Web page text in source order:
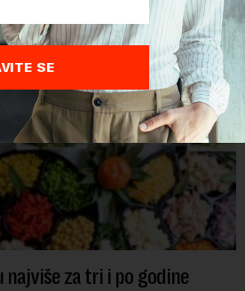
najviše za tri i po godine
SE